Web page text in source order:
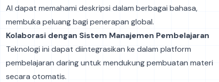
AI dapat memahami deskripsi dalam berbagai bahasa,
membuka peluang bagi penerapan global.
Kolaborasi dengan Sistem Manajemen Pembelajaran
Teknologi ini dapat diintegrasikan ke dalam platform
pembelajaran daring untuk mendukung pembuatan materi
secara otomatis.